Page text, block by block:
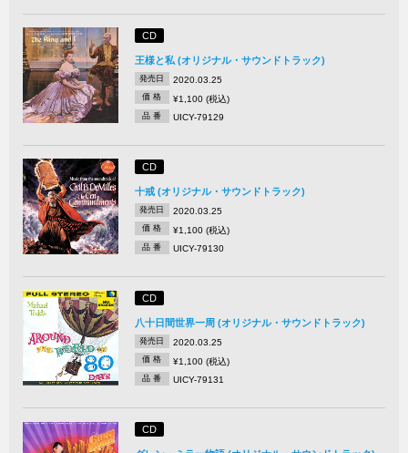
CD
王様と私 (オリジナル・サウンドトラック)
発売日 2020.03.25
価 格 ¥1,100 (税込)
品 番 UICY-79129
CD
十戒 (オリジナル・サウンドトラック)
発売日 2020.03.25
価 格 ¥1,100 (税込)
品 番 UICY-79130
CD
八十日間世界一周 (オリジナル・サウンドトラック)
発売日 2020.03.25
価 格 ¥1,100 (税込)
品 番 UICY-79131
CD